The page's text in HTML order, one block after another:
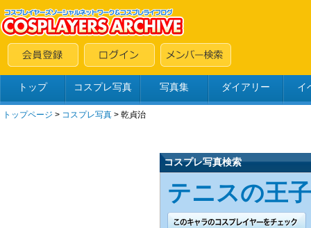
トップ コスプレ写真 写真集 ダイアリー イ
トップページ > コスプレ写真 > 乾貞治
コスプレ写真検索
テニスの王